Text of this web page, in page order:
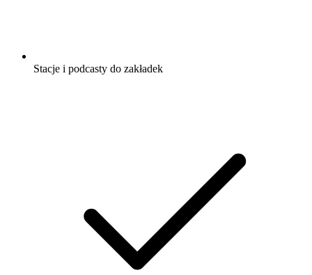
Stacje i podcasty do zakładek